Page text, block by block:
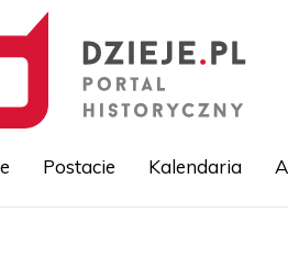
Postacie Kalendaria